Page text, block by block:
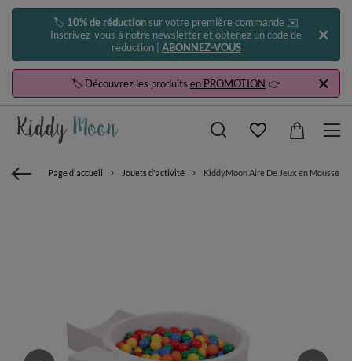
🏷️ 10% de réductionsur votre première commande ✉️
Inscrivez-vous à notre newsletter et obtenez un code de
réduction | ABONNEZ-VOUS
🏷️ Découvrez les produits en PROMOTION 👉
Page d'accueil Jouets d'activité KiddyMoon Aire De Jeux en Mousse